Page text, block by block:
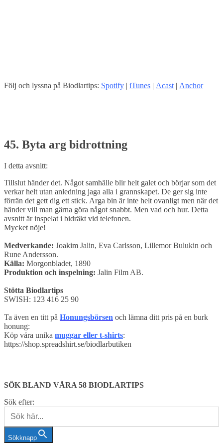
Följ och lyssna på Biodlartips: Spotify | iTunes | Acast | Anchor
45. Byta arg bidrottning
I detta avsnitt:
Tillslut händer det. Något samhälle blir helt galet och börjar som det
verkar helt utan anledning jaga alla i grannskapet. De ger sig inte
förrän det gett dig ett stick. Arga bin är inte helt ovanligt men när det
händer vill man gärna göra något snabbt. Men vad och hur. Detta
avsnitt är inspelat i bidräkt vid telefonen.
Mycket nöje!
Medverkande: Joakim Jalin, Eva Carlsson, Lillemor Bulukin och
Rune Andersson.
Källa: Morgonbladet, 1890
Produktion och inspelning: Jalin Film AB.
Stötta Biodlartips
SWISH: 123 416 25 90
Ta även en titt på Honungsbörsen och lämna ditt pris på en burk
honung:
Köp våra unika muggar eller t-shirts:
https://shop.spreadshirt.se/biodlarbutiken
SÖK BLAND VÅRA 58 BIODLARTIPS
Sök efter:
Sökknapp